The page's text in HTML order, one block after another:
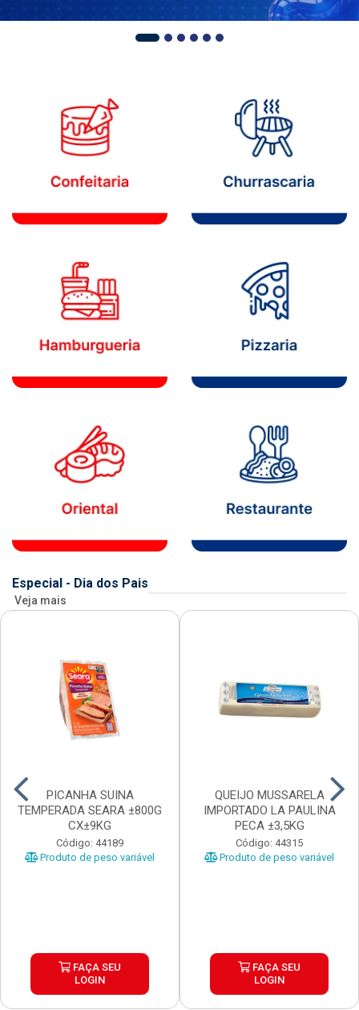
Especial - Dia dos Pais
Veja mais
PICANHA SUINA
TEMPERADA SEARA ±800G
CX±9KG
Código: 44189
Produto de peso variável
FAÇA SEU
LOGIN
QUEIJO MUSSARELA
IMPORTADO LA PAULINA
PECA ±3,5KG
Código: 44315
Produto de peso variável
FAÇA SEU
LOGIN